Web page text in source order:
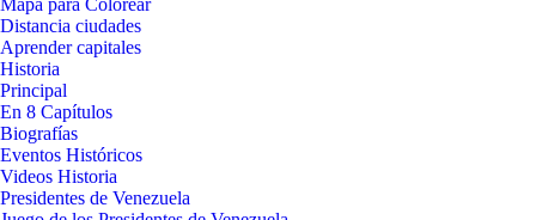
Mapa para Colorear
Distancia ciudades
Aprender capitales
Historia
Principal
En 8 Capítulos
Biografías
Eventos Históricos
Videos Historia
Presidentes de Venezuela